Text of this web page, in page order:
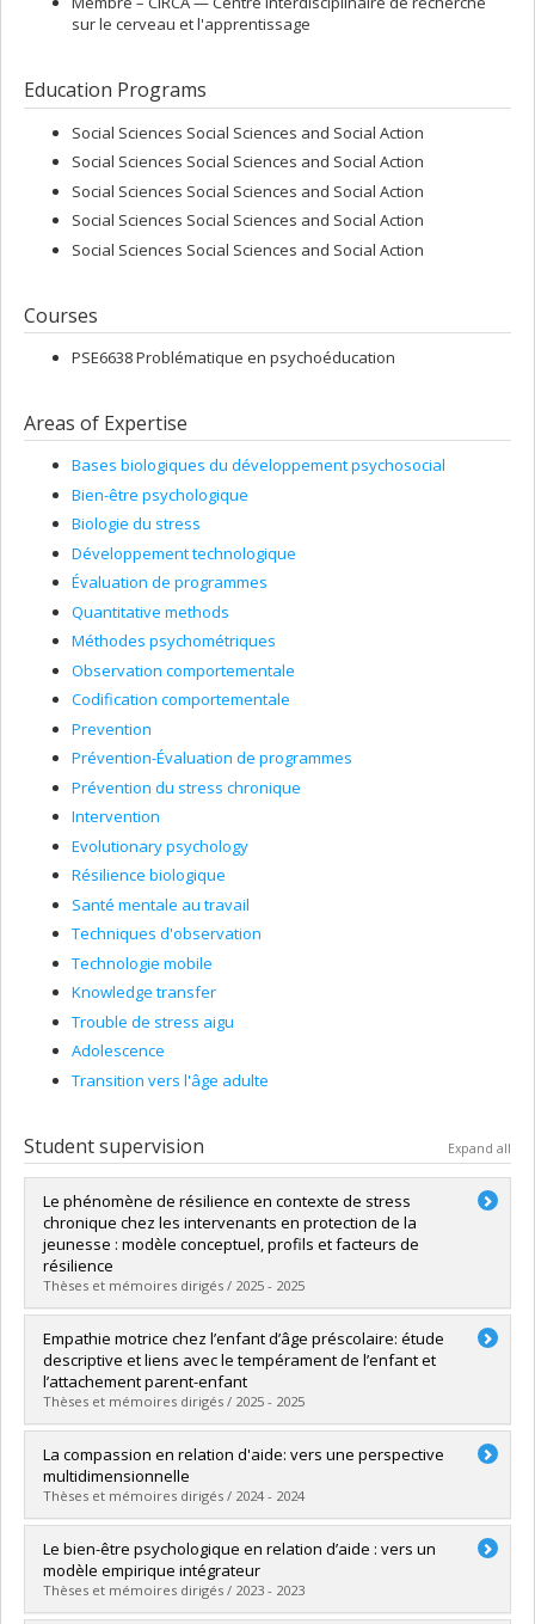
sur le cerveau et l'apprentissage
Education Programs
Social Sciences Social Sciences and Social Action
Social Sciences Social Sciences and Social Action
Social Sciences Social Sciences and Social Action
Social Sciences Social Sciences and Social Action
Social Sciences Social Sciences and Social Action
Courses
PSE6638 Problématique en psychoéducation
Areas of Expertise
Bases biologiques du développement psychosocial
Bien-être psychologique
Biologie du stress
Développement technologique
Évaluation de programmes
Quantitative methods
Méthodes psychométriques
Observation comportementale
Codification comportementale
Prevention
Prévention-Évaluation de programmes
Prévention du stress chronique
Intervention
Evolutionary psychology
Résilience biologique
Santé mentale au travail
Techniques d'observation
Technologie mobile
Knowledge transfer
Trouble de stress aigu
Adolescence
Transition vers l'âge adulte
Student supervision Expand all
Le phénomène de résilience en contexte de stress
chronique chez les intervenants en protection de la
jeunesse : modèle conceptuel, profils et facteurs de
résilience
Thèses et mémoires dirigés / 2025 - 2025
Graduate :Massé, Sophie
Cycle :Doctoral
Grade :Ph. D.
Lien vers le document dans Papyrus
Empathie motrice chez l’enfant d’âge préscolaire: étude
descriptive et liens avec le tempérament de l’enfant et
l’attachement parent-enfant
Thèses et mémoires dirigés / 2025 - 2025
Graduate :Watrelot, Marie-Laure
Cycle :Master's
Grade :M. Sc.
Lien vers le document dans Papyrus
La compassion en relation d'aide: vers une perspective
multidimensionnelle
Thèses et mémoires dirigés / 2024 - 2024
Graduate : Faille, Isabelle
Cycle :Master's
Grade :M. Sc.
Lien vers le document dans Papyrus
Le bien-être psychologique en relation d’aide : vers un
modèle empirique intégrateur
Thèses et mémoires dirigés / 2023 - 2023